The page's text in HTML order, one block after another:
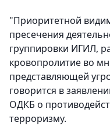
"Приоритетной
пресечения
группировки ИГИЛ,
кровопролитие во
представляющей
говорится в
ОДКБ о
терроризму.